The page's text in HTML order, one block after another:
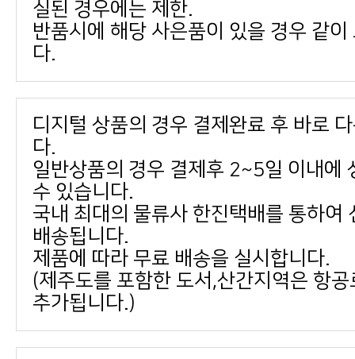
실된 경우에는 제한.
다.
다.
수 있습니다.
배송됩니다.
제품에 따라 무료 배송을 실시합니다.
추가됩니다.)